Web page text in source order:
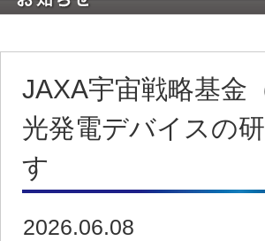
JAXA宇宙戦略基金
光発電デバイスの
す
2026.06.08